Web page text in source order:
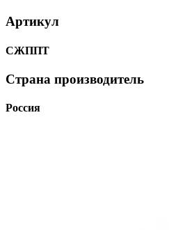
Артикул
СЖППТ
Страна производитель
Россия